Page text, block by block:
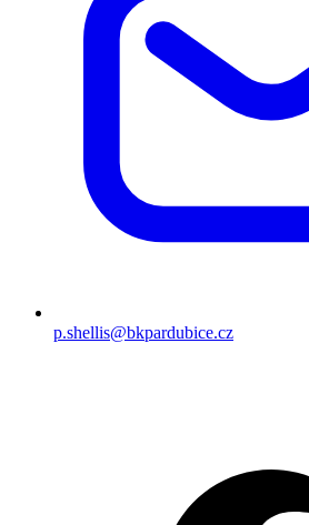
p.shellis@bkpardubice.cz